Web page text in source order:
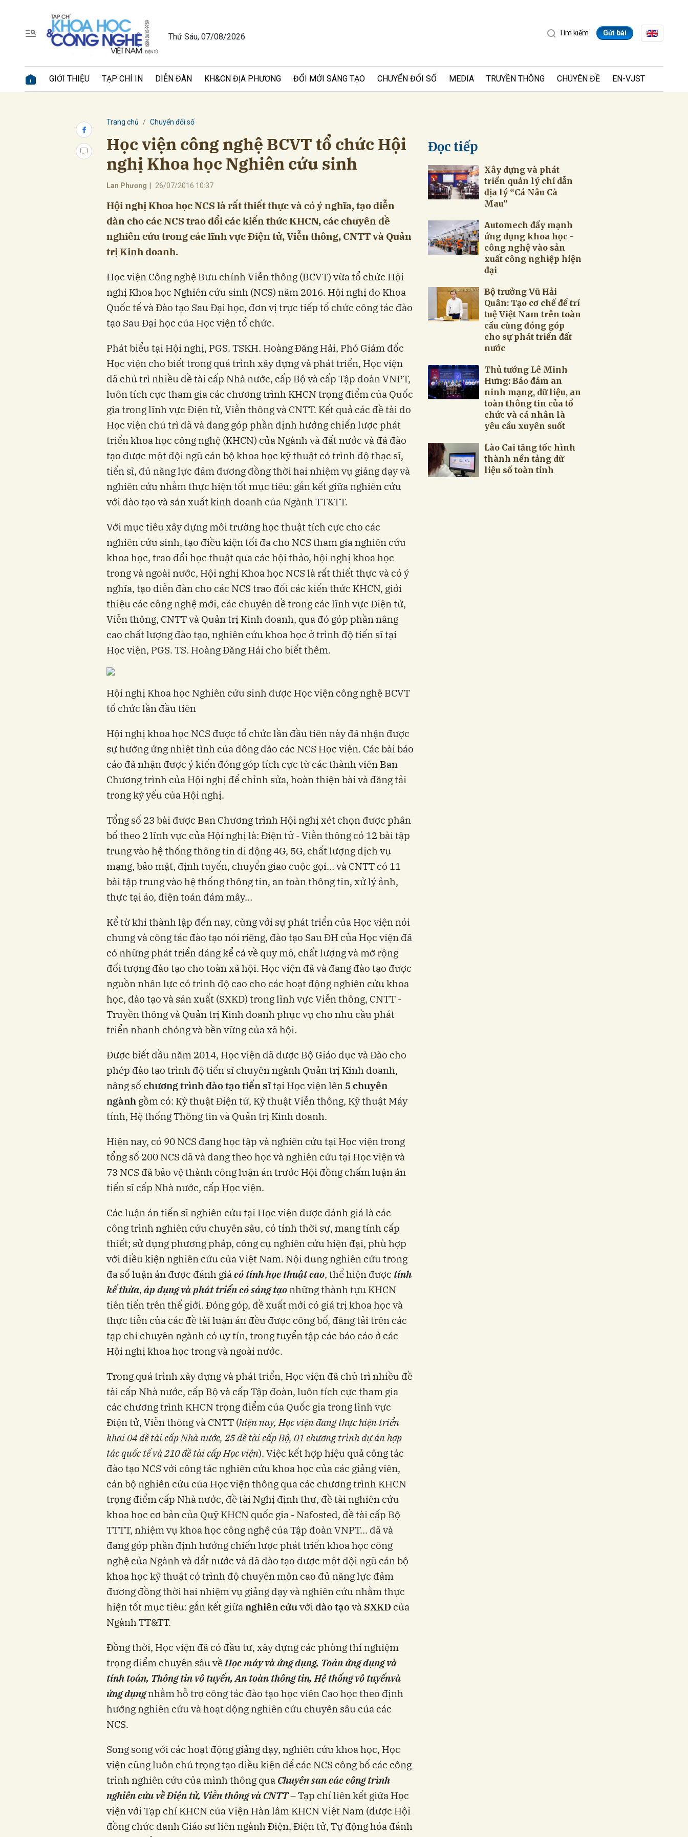
Thứ Sáu, 07/08/2026 Tìm kiếm Gửi bài
GIỚI THIỆU TẠP CHÍ IN DIỄN ĐÀN KH&CN ĐỊA PHƯƠNG ĐỔI MỚI SÁNG TẠO CHUYỂN ĐỔI SỐ MEDIA TRUYỀN THÔNG CHUYÊN ĐỀ EN-VJST
Trang chủ Chuyển đổi số
Học viện công nghệ BCVT tổ chức Hội
nghị Khoa học Nghiên cứu sinh
Lan Phương 26/07/2016 10:37
Hội nghị Khoa học NCS là rất thiết thực và có ý nghĩa, tạo diễn
đàn cho các NCS trao đổi các kiến thức KHCN, các chuyên đề
nghiên cứu trong các lĩnh vực Điện tử, Viễn thông, CNTT và Quản
trị Kinh doanh.
Học viện Công nghệ Bưu chính Viễn thông (BCVT) vừa tổ chức Hội
nghị Khoa học Nghiên cứu sinh (NCS) năm 2016. Hội nghị do Khoa
Quốc tế và Đào tạo Sau Đại học, đơn vị trực tiếp tổ chức công tác đào
tạo Sau Đại học của Học viện tổ chức.
Phát biểu tại Hội nghị, PGS. TSKH. Hoàng Đăng Hải, Phó Giám đốc
Học viện cho biết trong quá trình xây dựng và phát triển, Học viện
đã chủ trì nhiều đề tài cấp Nhà nước, cấp Bộ và cấp Tập đoàn VNPT,
luôn tích cực tham gia các chương trình KHCN trọng điểm của Quốc
gia trong lĩnh vực Điện tử, Viễn thông và CNTT. Kết quả các đề tài do
Học viện chủ trì đã và đang góp phần định hướng chiến lược phát
triển khoa học công nghệ (KHCN) của Ngành và đất nước và đã đào
tạo được một đội ngũ cán bộ khoa học kỹ thuật có trình độ thạc sĩ,
tiến sĩ, đủ năng lực đảm đương đồng thời hai nhiệm vụ giảng dạy và
nghiên cứu nhằm thực hiện tốt mục tiêu: gắn kết giữa nghiên cứu
với đào tạo và sản xuất kinh doanh của Ngành TT&TT.
Với mục tiêu xây dựng môi trường học thuật tích cực cho các
nghiên cứu sinh, tạo điều kiện tối đa cho NCS tham gia nghiên cứu
khoa học, trao đổi học thuật qua các hội thảo, hội nghị khoa học
trong và ngoài nước, Hội nghị Khoa học NCS là rất thiết thực và có ý
nghĩa, tạo diễn đàn cho các NCS trao đổi các kiến thức KHCN, giới
thiệu các công nghệ mới, các chuyên đề trong các lĩnh vực Điện tử,
Viễn thông, CNTT và Quản trị Kinh doanh, qua đó góp phần nâng
cao chất lượng đào tạo, nghiên cứu khoa học ở trình độ tiến sĩ tại
Học viện, PGS. TS. Hoàng Đăng Hải cho biết thêm.
Hội nghị Khoa học Nghiên cứu sinh được Học viện công nghệ BCVT
tổ chức lần đầu tiên
Hội nghị khoa học NCS được tổ chức lần đầu tiên này đã nhận được
sự hưởng ứng nhiệt tình của đông đảo các NCS Học viện. Các bài báo
cáo đã nhận được ý kiến đóng góp tích cực từ các thành viên Ban
Chương trình của Hội nghị để chỉnh sửa, hoàn thiện bài và đăng tải
trong kỷ yếu của Hội nghị.
Tổng số 23 bài được Ban Chương trình Hội nghị xét chọn được phân
bổ theo 2 lĩnh vực của Hội nghị là: Điện tử - Viễn thông có 12 bài tập
trung vào hệ thống thông tin di động 4G, 5G, chất lượng dịch vụ
mạng, bảo mật, định tuyến, chuyển giao cuộc gọi… và CNTT có 11
bài tập trung vào hệ thống thông tin, an toàn thông tin, xử lý ảnh,
thực tại ảo, điện toán đám mây…
Kể từ khi thành lập đến nay, cùng với sự phát triển của Học viện nói
chung và công tác đào tạo nói riêng, đào tạo Sau ĐH của Học viện đã
có những phát triển đáng kể cả về quy mô, chất lượng và mở rộng
đối tượng đào tạo cho toàn xã hội. Học viện đã và đang đào tạo được
nguồn nhân lực có trình độ cao cho các hoạt động nghiên cứu khoa
học, đào tạo và sản xuất (SXKD) trong lĩnh vực Viễn thông, CNTT -
Truyền thông và Quản trị Kinh doanh phục vụ cho nhu cầu phát
triển nhanh chóng và bền vững của xã hội.
Được biết đầu năm 2014, Học viện đã được Bộ Giáo dục và Đào cho
phép đào tạo trình độ tiến sĩ chuyên ngành Quản trị Kinh doanh,
nâng số chương trình đào tạo tiến sĩtại Học viện lên 5 chuyên
ngành gồm có: Kỹ thuật Điện tử, Kỹ thuật Viễn thông, Kỹ thuật Máy
tính, Hệ thống Thông tin và Quản trị Kinh doanh.
Hiện nay, có 90 NCS đang học tập và nghiên cứu tại Học viện trong
tổng số 200 NCS đã và đang theo học và nghiên cứu tại Học viện và
73 NCS đã bảo vệ thành công luận án trước Hội đồng chấm luận án
tiến sĩ cấp Nhà nước, cấp Học viện.
Các luận án tiến sĩ nghiên cứu tại Học viện được đánh giá là các
công trình nghiên cứu chuyên sâu, có tính thời sự, mang tính cấp
thiết; sử dụng phương pháp, công cụ nghiên cứu hiện đại, phù hợp
với điều kiện nghiên cứu của Việt Nam. Nội dung nghiên cứu trong
đa số luận án được đánh giácó tính học thuật cao, thể hiện được tính
kế thừa, áp dụng và phát triển có sáng tạo những thành tựu KHCN
tiên tiến trên thế giới. Đóng góp, đề xuất mới có giá trị khoa học và
thực tiễn của các đề tài luận án đều được công bố, đăng tải trên các
tạp chí chuyên ngành có uy tín, trong tuyển tập các báo cáo ở các
Hội nghị khoa học trong và ngoài nước.
Trong quá trình xây dựng và phát triển, Học viện đã chủ trì nhiều đề
tài cấp Nhà nước, cấp Bộ và cấp Tập đoàn, luôn tích cực tham gia
các chương trình KHCN trọng điểm của Quốc gia trong lĩnh vực
Điện tử, Viễn thông và CNTT (hiện nay, Học viện đang thực hiện triển
khai 04 đề tài cấp Nhà nước, 25 đề tài cấp Bộ, 01 chương trình dự án hợp
tác quốc tế và 210 đề tài cấp Học viện). Việc kết hợp hiệu quả công tác
đào tạo NCS với công tác nghiên cứu khoa học của các giảng viên,
cán bộ nghiên cứu của Học viện thông qua các chương trình KHCN
trọng điểm cấp Nhà nước, đề tài Nghị định thư, đề tài nghiên cứu
khoa học cơ bản của Quỹ KHCN quốc gia - Nafosted, đề tài cấp Bộ
TTTT, nhiệm vụ khoa học công nghệ của Tập đoàn VNPT... đã và
đang góp phần định hướng chiến lược phát triển khoa học công
nghệ của Ngành và đất nước và đã đào tạo được một đội ngũ cán bộ
khoa học kỹ thuật có trình độ chuyên môn cao đủ năng lực đảm
đương đồng thời hai nhiệm vụ giảng dạy và nghiên cứu nhằm thực
hiện tốt mục tiêu: gắn kết giữanghiên cứuvớiđào tạovà SXKD của
Ngành TT&TT.
Đồng thời, Học viện đã có đầu tư, xây dựng các phòng thí nghiệm
trọng điểm chuyên sâu vềHọc máy và ứng dụng, Toán ứng dụng và
tính toán, Thông tin vô tuyến, An toàn thông tin, Hệ thống vô tuyếnvà
ứng dụngnhằm hỗ trợ công tác đào tạo học viên Cao học theo định
hướng nghiên cứu và hoạt động nghiên cứu chuyên sâu của các
NCS.
Song song với các hoạt động giảng dạy, nghiên cứu khoa học, Học
viện cũng luôn chú trọng tạo điều kiện để các NCS công bố các công
trình nghiên cứu của mình thông qua Chuyên san các công trình
nghiên cứu về Điện tử, Viễn thông và CNTT– Tạp chí liên kết giữa Học
viện với Tạp chí KHCN của Viện Hàn lâm KHCN Việt Nam (được Hội
đồng chức danh Giáo sư liên ngành Điện, Điện tử, Tự động hóa đánh
Đọc tiếp
Xây dựng và phát
triển quản lý chỉ dẫn
địa lý “Cá Nâu Cà
Mau”
Automech đẩy mạnh
ứng dụng khoa học -
công nghệ vào sản
xuất công nghiệp hiện
đại
Bộ trưởng Vũ Hải
Quân: Tạo cơ chế để trí
tuệ Việt Nam trên toàn
cầu cùng đóng góp
cho sự phát triển đất
nước
Thủ tướng Lê Minh
Hưng: Bảo đảm an
ninh mạng, dữ liệu, an
toàn thông tin của tổ
chức và cá nhân là
yêu cầu xuyên suốt
Lào Cai tăng tốc hình
thành nền tảng dữ
liệu số toàn tỉnh
Gửi